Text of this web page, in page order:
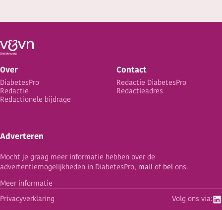
Over
DiabetesPro
Redactie
Redactionele bijdrage
Adverteren
Mocht je graag meer informatie hebben over de
advertentiemogelijkheden in DiabetesPro, mail of bel ons.
Meer informatie
Contact
Redactie DiabetesPro
Redactieadres
Privacyverklaring Volg ons via: